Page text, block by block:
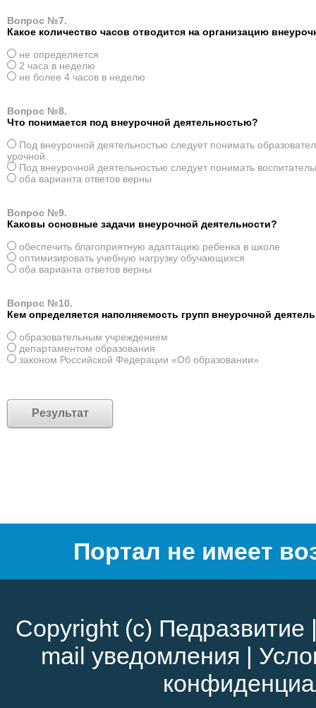
Вопрос №7.
Какое количество часов отводится на организацию
не определяется
2 часа в неделю
не более 4 часов в неделю
Вопрос №8.
Что понимается под внеурочной деятельностью?
Под внеурочной деятельностью следует понимать
урочной.
Под внеурочной деятельностью следует понимать
оба варианта ответов верны
Вопрос №9.
Каковы основные задачи внеурочной деятельности?
обеспечить благоприятную адаптацию ребенка в школе
оптимизировать учебную нагрузку обучающихся
оба варианта ответов верны
Вопрос №10.
Кем определяется наполняемость групп внеурочной
образовательным учреждением
департаментом образования
законом Российской Федерации «Об образовании»
Портал не имеет
Copyright (c) Педразвитие
mail уведомления |